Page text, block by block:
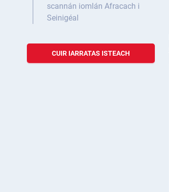
scannán iomlán Afracach i
Seinigéal
CUIR IARRATAS ISTEACH